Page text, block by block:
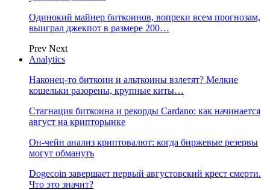
Одинокий майнер биткоинов, вопреки всем прогнозам,
выиграл джекпот в размере 200…
Prev Next
Analytics
Наконец-то биткоин и альткоины взлетят? Мелкие
кошельки разорены, крупные киты…
Стагнация биткоина и рекорды Cardano: как начинается
август на крипторынке
Он-чейн анализ криптовалют: когда биржевые резервы
могут обмануть
Dogecoin завершает первый августовский крест смерти.
Что это значит?